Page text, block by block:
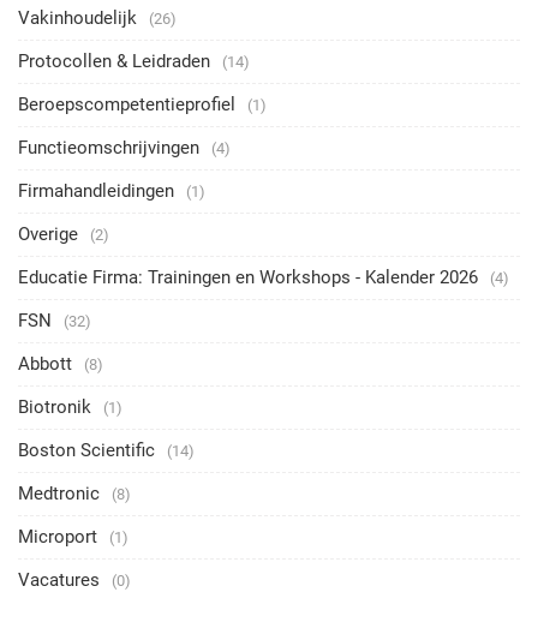
Vakinhoudelijk (26)
Protocollen & Leidraden (14)
Beroepscompetentieprofiel (1)
Functieomschrijvingen (4)
Firmahandleidingen (1)
Overige (2)
Educatie Firma: Trainingen en Workshops - Kalender 2026 (4)
FSN (32)
Abbott (8)
Biotronik (1)
Boston Scientific (14)
Medtronic (8)
Microport (1)
Vacatures (0)